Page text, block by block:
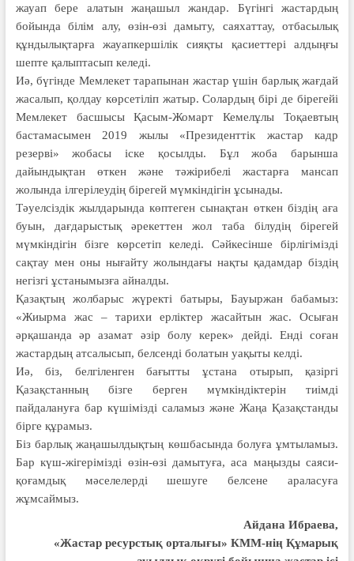
жауап бере алатын жаңашыл жандар. Бүгінгі жастардың
бойында білім алу, өзін-өзі дамыту, саяхаттау, отбасылық
құндылықтарға жауапкершілік сияқты қасиеттері алдыңғы
шепте қалыптасып келеді.
Иә, бүгінде Мемлекет тарапынан жастар үшін барлық жағдай
жаса­лып, қолдау көрсетіліп жатыр. Солар­дың бірі де бірегейі
Мемлекет бас­шысы Қасым-Жомарт Кемелұлы Тоқаевтың
бастамасымен 2019 жылы «Президенттік жастар кадр
резерві» жоба­сы іске қосылды. Бұл жоба барын­ша
дайындықтан өткен және тәжірибелі жастарға мансап
жолында ілгерілеудің бірегей мүмкіндігін ұсынады.
Тәуелсіздік жылдарында көптеген сынақтан өткен біздің аға
буын, дағдарыстық әрекеттен жол таба білудің бірегей
мүмкіндігін бізге көрсетіп келеді. Сәйкесінше бірлігімізді
сақтау мен оны нығайту жолындағы нақты қадамдар біздің
негізгі ұстанымызға айналды.
Қазақтың жолбарыс жүректі батыры, Бауыржан бабамыз:
«Жиырма жас – тарихи ерліктер жасайтын жас. Осыған
әрқашанда әр азамат әзір болу керек» дейді. Енді соған
жастардың атсалысып, белсенді болатын уақыты келді.
Иә, біз, белгіленген бағытты ұстана отырып, қазіргі
Қазақстанның бізге берген мүмкіндіктерін тиімді
пайдалануға бар күшімізді саламыз және Жаңа Қазақстанды
бірге құрамыз.
Біз барлық жаңашылдықтың көшбасында болуға ұмтыламыз.
Бар күш-жігерімізді өзін-өзі дамытуға, аса маңызды саяси-
қоғамдық мәселелерді шешуге белсене араласуға
жұмсаймыз.
Айдана Ибраева,
«Жастар ресурстық орталығы» КММ-нің Құмарық